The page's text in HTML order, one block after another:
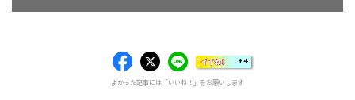
+4
よかった記事には「いいね！」をお願いします